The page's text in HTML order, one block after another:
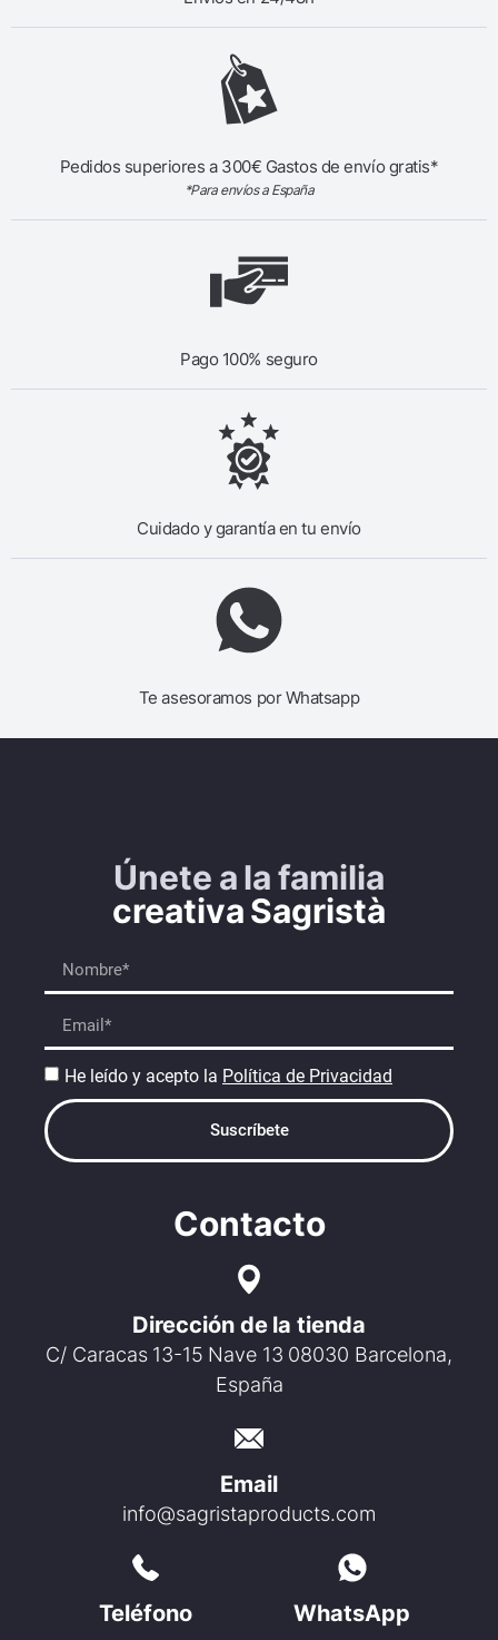
Pedidos superiores a 300€ Gastos de envío gratis*
*Para envíos a España
Pago 100% seguro
Cuidado y garantía en tu envío
Te asesoramos por Whatsapp
Únete a la familia
creativa Sagristà
He leído y acepto la Política de Privacidad
Suscríbete
Contacto
Dirección de la tienda
C/ Caracas 13-15 Nave 13 08030 Barcelona,
España
Email
info@sagristaproducts.com
Teléfono WhatsApp